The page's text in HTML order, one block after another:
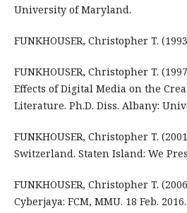
University of Maryland.
FUNKHOUSER, Christopher T.
FUNKHOUSER, Christopher T.
Effects of Digital Media on the
Literature. Ph.D. Diss. Albany:
FUNKHOUSER, Christopher T.
Switzerland. Staten Island: We
FUNKHOUSER, Christopher T.
Cyberjaya: FCM, MMU. 18 Feb. 2016.